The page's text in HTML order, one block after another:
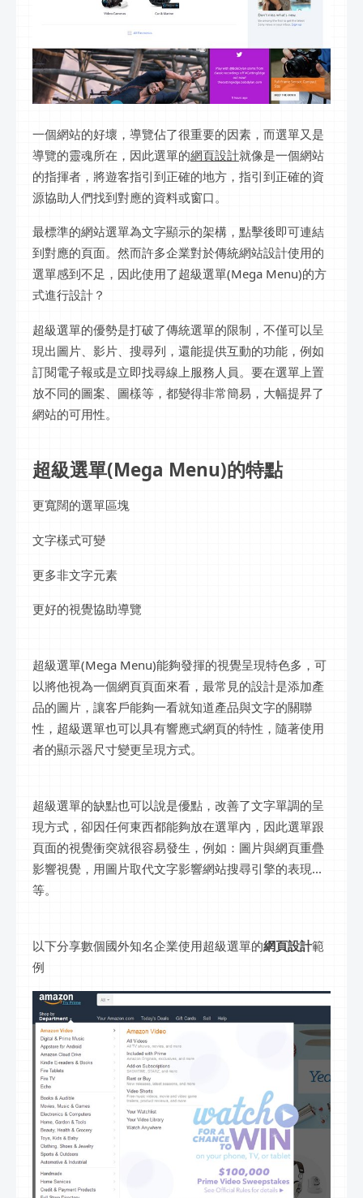
一個網站的好壞，導覽佔了很重要的因素，而選單又是
導覽的靈魂所在，因此選單的網頁設計就像是一個網站
的指揮者，將遊客指引到正確的地方，指引到正確的資
源協助人們找到對應的資料或窗口。
最標準的網站選單為文字顯示的架構，點擊後即可連結
到對應的頁面。然而許多企業對於傳統網站設計使用的
選單感到不足，因此使用了超級選單(Mega Menu)的方
式進行設計？
超級選單的優勢是打破了傳統選單的限制，不僅可以呈
現出圖片、影片、搜尋列，還能提供互動的功能，例如
訂閱電子報或是立即找尋線上服務人員。要在選單上置
放不同的圖案、圖樣等，都變得非常簡易，大幅提昇了
網站的可用性。
超級選單(Mega Menu)的特點
更寬闊的選單區塊
文字樣式可變
更多非文字元素
更好的視覺協助導覽
超級選單(Mega Menu)能夠發揮的視覺呈現特色多，可
以將他視為一個網頁頁面來看，最常見的設計是添加產
品的圖片，讓客戶能夠一看就知道產品與文字的關聯
性，超級選單也可以具有響應式網頁的特性，隨著使用
者的顯示器尺寸變更呈現方式。
超級選單的缺點也可以說是優點，改善了文字單調的呈
現方式，卻因任何東西都能夠放在選單內，因此選單跟
頁面的視覺衝突就很容易發生，例如：圖片與網頁重疊
影響視覺，用圖片取代文字影響網站搜尋引擎的表現...
等。
以下分享數個國外知名企業使用超級選單的網頁設計範
例